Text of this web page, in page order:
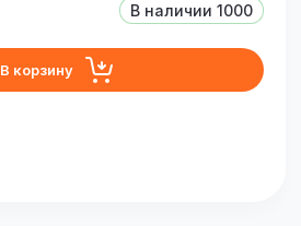
В наличии 1000
В корзину